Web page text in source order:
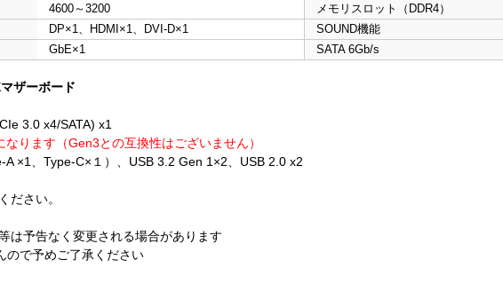
4600～3200
メモリスロット（DDR4）
DP×1、HDMI×1、DVI-D×1
SOUND機能
GbE×1 SATA 6Gb/s
ザーボード
3.0 x4/SATA) x1
ります（Gen3との互換性はございません）
×1、Type-C×１）、USB 3.2 Gen 1×2、USB 2.0 x2
ださい。
は予告なく変更される場合があります
ので予めご了承ください